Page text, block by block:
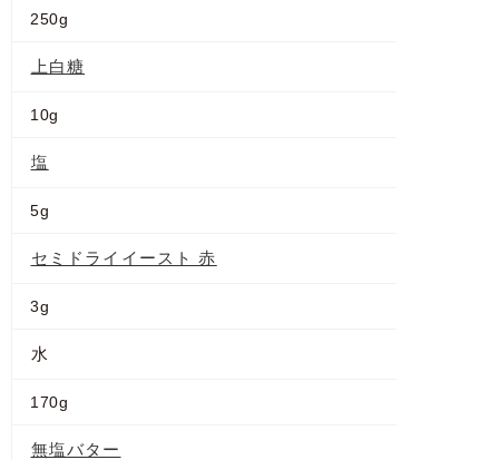
250g
上白糖
10g
塩
5g
セミドライイースト 赤
3g
水
170g
無塩バター